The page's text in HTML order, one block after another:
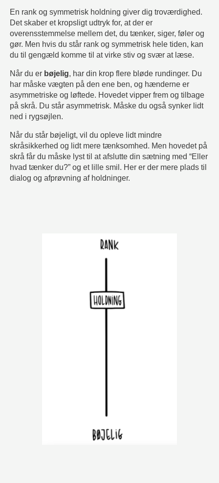
En rank og symmetrisk holdning giver dig troværdighed.
Det skaber et kropsligt udtryk for, at der er
overensstemmelse mellem det, du tænker, siger, føler og
gør. Men hvis du står rank og symmetrisk hele tiden, kan
du til gengæld komme til at virke stiv og svær at læse.
Når du er bøjelig, har din krop flere bløde rundinger. Du
har måske vægten på den ene ben, og hænderne er
asymmetriske og løftede. Hovedet vipper frem og tilbage
på skrå. Du står asymmetrisk. Måske du også synker lidt
ned i rygsøjlen.
Når du står bøjeligt, vil du opleve lidt mindre
skråsikkerhed og lidt mere tænksomhed. Men hovedet på
skrå får du måske lyst til at afslutte din sætning med “Eller
hvad tænker du?” og et lille smil. Her er der mere plads til
dialog og afprøvning af holdninger.